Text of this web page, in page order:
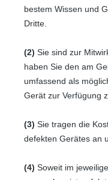
bestem Wissen und
Dritte.
(2) Sie sind zur
haben Sie den am
umfassend als
Gerät zur Verfügung
(3) Sie tragen die
defekten Gerätes an
(4) Soweit im